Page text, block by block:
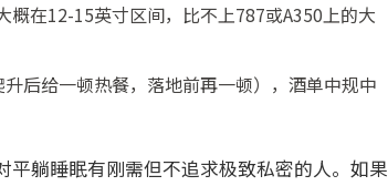
在12-15英寸区间，比不上787或A350上的大
后给一顿热餐，落地前再一顿），酒单中规中
躺睡眠有刚需但不追求极致私密的人。如果